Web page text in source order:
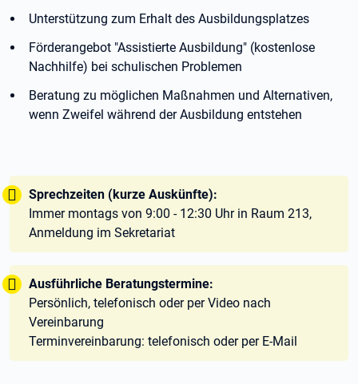
Unterstützung zum Erhalt des Ausbildungsplatzes
Förderangebot "Assistierte Ausbildung" (kostenlose
Nachhilfe) bei schulischen Problemen
Beratung zu möglichen Maßnahmen und Alternativen,
wenn Zweifel während der Ausbildung entstehen
Tipp:
Sprechzeiten (kurze Auskünfte):
Immer montags von 9:00 - 12:30 Uhr in Raum 213,
Anmeldung im Sekretariat
Tipp:
Ausführliche Beratungstermine:
Persönlich, telefonisch oder per Video nach
Vereinbarung
Terminvereinbarung: telefonisch oder per E-Mail